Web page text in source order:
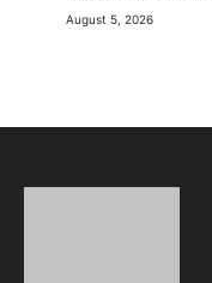
August 5, 2026